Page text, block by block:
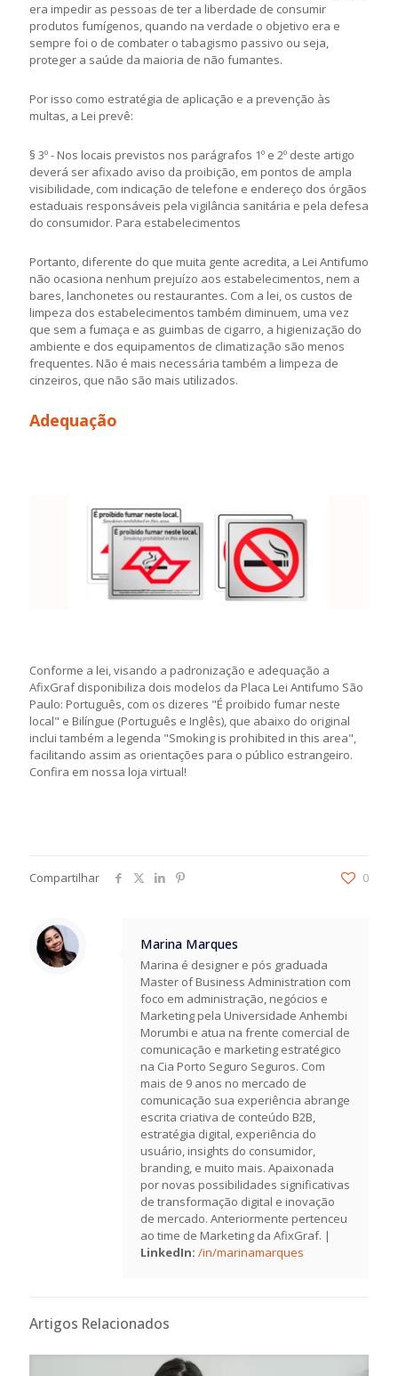
era impedir as pessoas de ter a liberdade de consumir
produtos fumígenos, quando na verdade o objetivo era e
sempre foi o de combater o tabagismo passivo ou seja,
proteger a saúde da maioria de não fumantes.
Por isso como estratégia de aplicação e a prevenção às
multas, a Lei prevê:
§ 3º - Nos locais previstos nos parágrafos 1º e 2º deste artigo
deverá ser afixado aviso da proibição, em pontos de ampla
visibilidade, com indicação de telefone e endereço dos órgãos
estaduais responsáveis pela vigilância sanitária e pela defesa
do consumidor. Para estabelecimentos
Portanto, diferente do que muita gente acredita, a Lei Antifumo
não ocasiona nenhum prejuízo aos estabelecimentos, nem a
bares, lanchonetes ou restaurantes. Com a lei, os custos de
limpeza dos estabelecimentos também diminuem, uma vez
que sem a fumaça e as guimbas de cigarro, a higienização do
ambiente e dos equipamentos de climatização são menos
frequentes. Não é mais necessária também a limpeza de
cinzeiros, que não são mais utilizados.
Adequação
Conforme a lei, visando a padronização e adequação a
AfixGraf disponibiliza dois modelos da Placa Lei Antifumo São
Paulo: Português, com os dizeres "É proibido fumar neste
local" e Bilíngue (Português e Inglês), que abaixo do original
inclui também a legenda "Smoking is prohibited in this area",
facilitando assim as orientações para o público estrangeiro.
Confira em nossa loja virtual!
Compartilhar 0
Marina Marques
Marina é designer e pós graduada
Master of Business Administration com
foco em administração, negócios e
Marketing pela Universidade Anhembi
Morumbi e atua na frente comercial de
comunicação e marketing estratégico
na Cia Porto Seguro Seguros. Com
mais de 9 anos no mercado de
comunicação sua experiência abrange
escrita criativa de conteúdo B2B,
estratégia digital, experiência do
usuário, insights do consumidor,
branding, e muito mais. Apaixonada
por novas possibilidades significativas
de transformação digital e inovação
de mercado. Anteriormente pertenceu
ao time de Marketing da AfixGraf. |
LinkedIn: /in/marinamarques
Artigos Relacionados